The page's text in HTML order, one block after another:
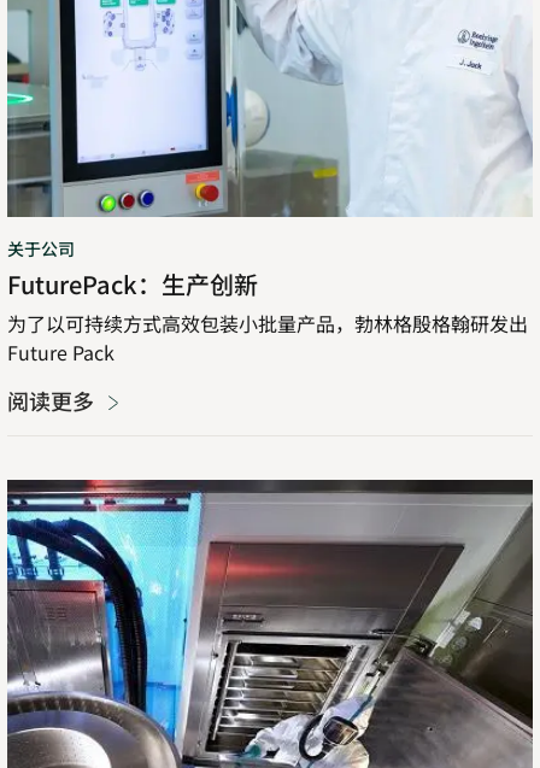
关于公司
FuturePack：生产创新
为了以可持续方式高效包装小批量产品，勃林格殷格翰研发出
Future Pack
阅读更多
生
产
洞
察
力